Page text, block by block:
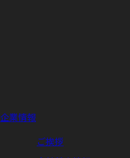
企業情報
ご挨拶